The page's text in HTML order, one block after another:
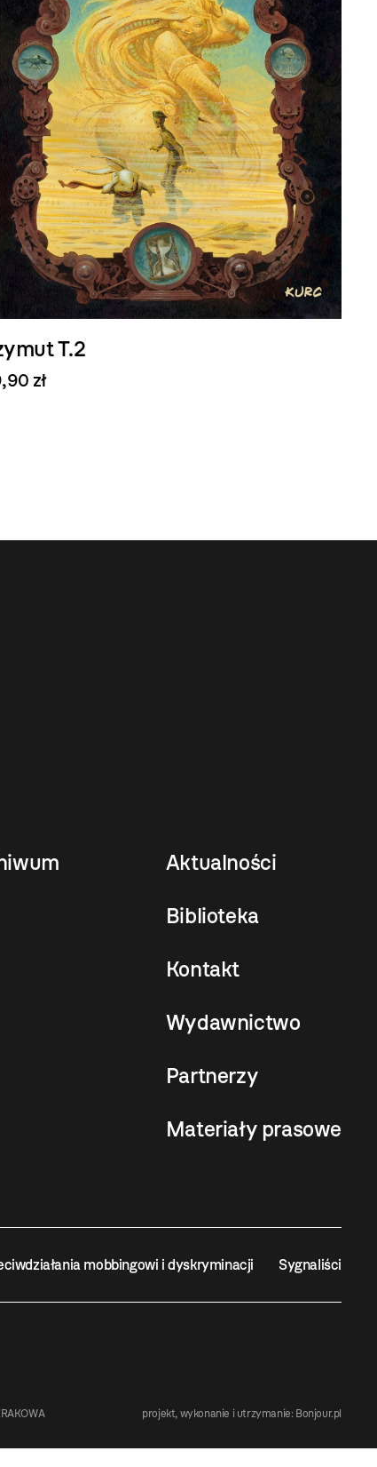
T.2
zł
Aktualności
Biblioteka
Kontakt
Wydawnictwo
Partnerzy
Materiały prasowe
mobbingowi i dyskryminacji Sygnaliści
projekt, wykonanie i utrzymanie: Bonjour.pl